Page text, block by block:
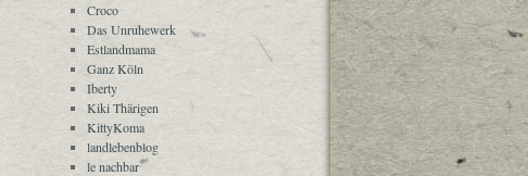
Croco
Das Unruhewerk
Estlandmama
Ganz Köln
Iberty
Kiki Thärigen
KittyKoma
landlebenblog
le nachbar